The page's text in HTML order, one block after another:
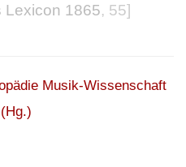
Lexicon 1865, 55]
Musik-Wissenschaft